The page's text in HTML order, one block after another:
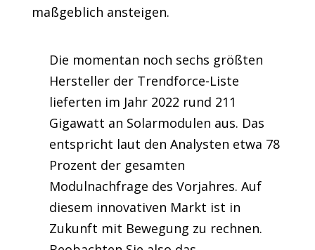
maßgeblich ansteigen.
Die momentan noch sechs größten
Hersteller der Trendforce-Liste
lieferten im Jahr 2022 rund 211
Gigawatt an Solarmodulen aus. Das
entspricht laut den Analysten etwa 78
Prozent der gesamten
Modulnachfrage des Vorjahres. Auf
diesem innovativen Markt ist in
Zukunft mit Bewegung zu rechnen.